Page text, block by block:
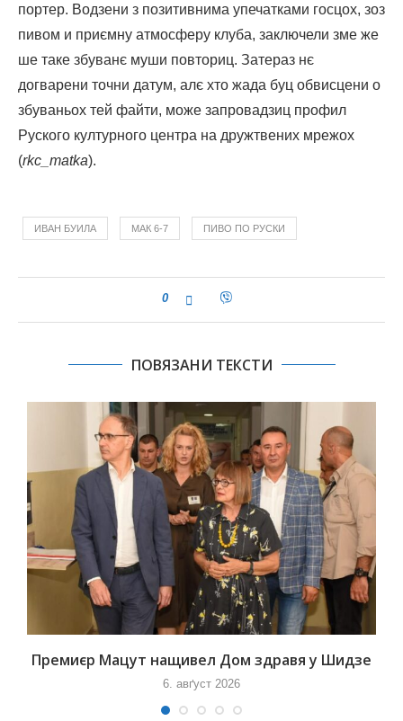
портер. Водзени з позитивнима упечатками госцох, зоз
пивом и приємну атмосферу клуба, заключели зме же
ше таке збуванє муши повториц. Затераз нє
догварени точни датум, алє хто жада буц обвисцени о
збуваньох тей файти, може запровадзиц профил
Руского културного центра на дружтвених мрежох
(rkc_matka).
ИВАН БУИЛА МАК 6-7 ПИВО ПО РУСКИ
0
ПОВЯЗАНИ ТЕКСТИ
Премиєр Мацут нащивел Дом здравя у Шидзе
6. авґуст 2026